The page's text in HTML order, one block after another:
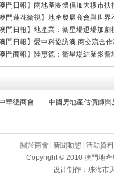
澳門日報】兩地產團體倡加大樓市扶
澳門蓮花衛視】地產發展商會與世
澳門日報】地產業：衛星場退場加劇
澳門日報】愛中科協訪澳 商交流合
澳門商報】陸惠德：衛星場結業影響
華總商會 中國房地產估價師與
關於商會 新聞動態 活動資料
Copyright © 2010澳門地產
设计制作： 珠海市